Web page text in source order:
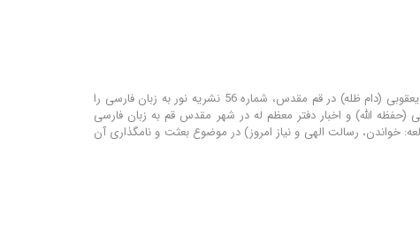
موسسه تحقیقاتی و انتشاراتی نور زیر نظر دفتر مرجع عالیقدر حضرت آیت الله العظمی شیخ محمد یعقوبی (دام ظله) در قم مقدس، شماره 56 نشریه نور به زبان فارسی را
(حفظه الله) و اخبار دفتر معظم له در شهر مقدس قم به زبان فارسی
تا روز جهانی مطالعه: خواندن، رسالت الهی و نیاز امروز) در موضوع بعثت و نامگذاری آن